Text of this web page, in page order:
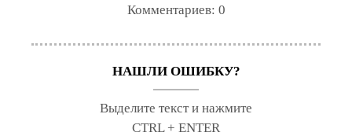
Комментариев: 0
НАШЛИ ОШИБКУ?
Выделите текст и нажмите
CTRL + ENTER